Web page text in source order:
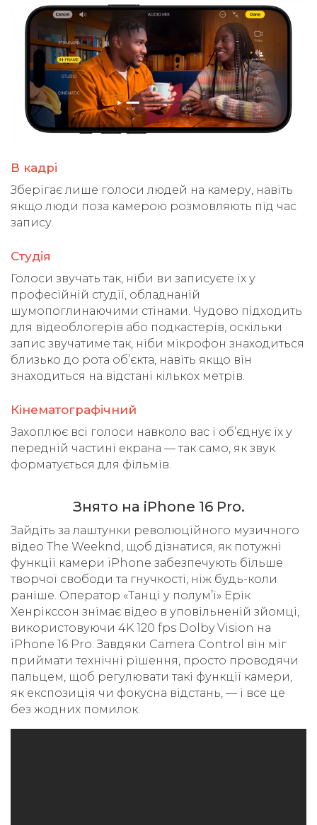
В кадрі
Зберігає лише голоси людей на камеру, навіть
якщо люди поза камерою розмовляють під час
запису.
Студія
Голоси звучать так, ніби ви записуєте їх у
професійній студії, обладнаній
шумопоглинаючими стінами. Чудово підходить
для відеоблогерів або подкастерів, оскільки
запис звучатиме так, ніби мікрофон знаходиться
близько до рота об’єкта, навіть якщо він
знаходиться на відстані кількох метрів.
Кінематографічний
Захоплює всі голоси навколо вас і об’єднує їх у
передній частині екрана — так само, як звук
форматується для фільмів.
Знято на iPhone 16 Pro.
Зайдіть за лаштунки революційного музичного
відео The Weeknd, щоб дізнатися, як потужні
функції камери iPhone забезпечують більше
творчої свободи та гнучкості, ніж будь-коли
раніше. Оператор «Танці у полум’ї» Ерік
Хенрікссон знімає відео в уповільненій зйомці,
використовуючи 4K 120 fps Dolby Vision на
iPhone 16 Pro. Завдяки Camera Control він міг
приймати технічні рішення, просто проводячи
пальцем, щоб регулювати такі функції камери,
як експозиція чи фокусна відстань, — і все це
без жодних помилок.